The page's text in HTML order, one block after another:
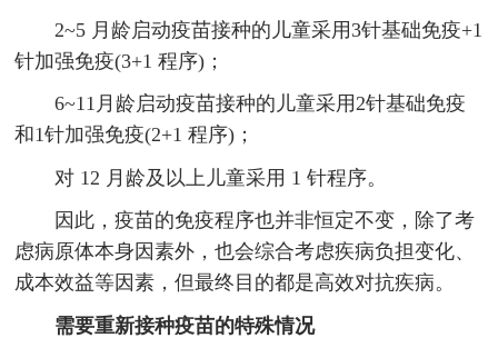
2~5 月龄启动疫苗接种的儿童采用3针基础免疫+1
针加强免疫(3+1 程序)；
6~11月龄启动疫苗接种的儿童采用2针基础免疫
和1针加强免疫(2+1 程序)；
对 12 月龄及以上儿童采用 1 针程序。
因此，疫苗的免疫程序也并非恒定不变，除了考
虑病原体本身因素外，也会综合考虑疾病负担变化、
成本效益等因素，但最终目的都是高效对抗疾病。
需要重新接种疫苗的特殊情况